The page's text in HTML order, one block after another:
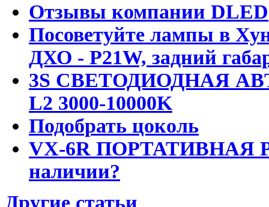
Отзывы компании DLED
Посоветуйте лампы в
ДХО - P21W, задний
3S СВЕТОДИОДНАЯ
L2 3000-10000K
Подобрать цоколь
VX-6R ПОРТАТИВНАЯ
наличии?